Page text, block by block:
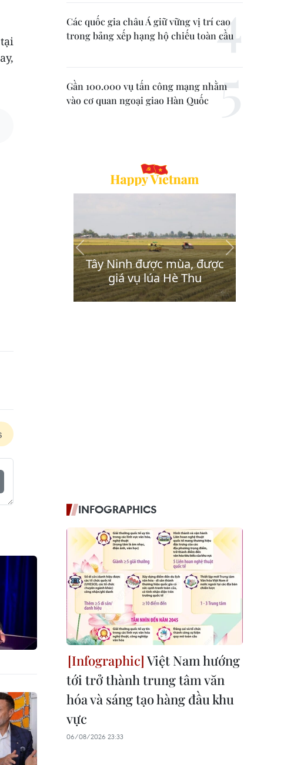
Các quốc gia châu Á giữ vững vị trí cao
trong bảng xếp hạng hộ chiếu toàn cầu
Gần 100.000 vụ tấn công mạng nhằm
vào cơ quan ngoại giao Hàn Quốc
INFOGRAPHICS
Việt Nam hướng
tới trở thành trung tâm văn
hóa và sáng tạo hàng đầu khu
vực
06/08/2026 23:33